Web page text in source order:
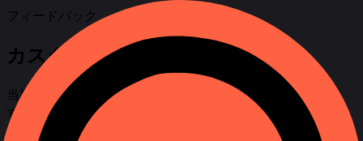
フィードバック
カスタマーサポートサービス
当社の専門家は常に対応可能で、ご質問にお答えいたしま
す。 フォームに記入していただければ、すぐにご連絡いた
します。